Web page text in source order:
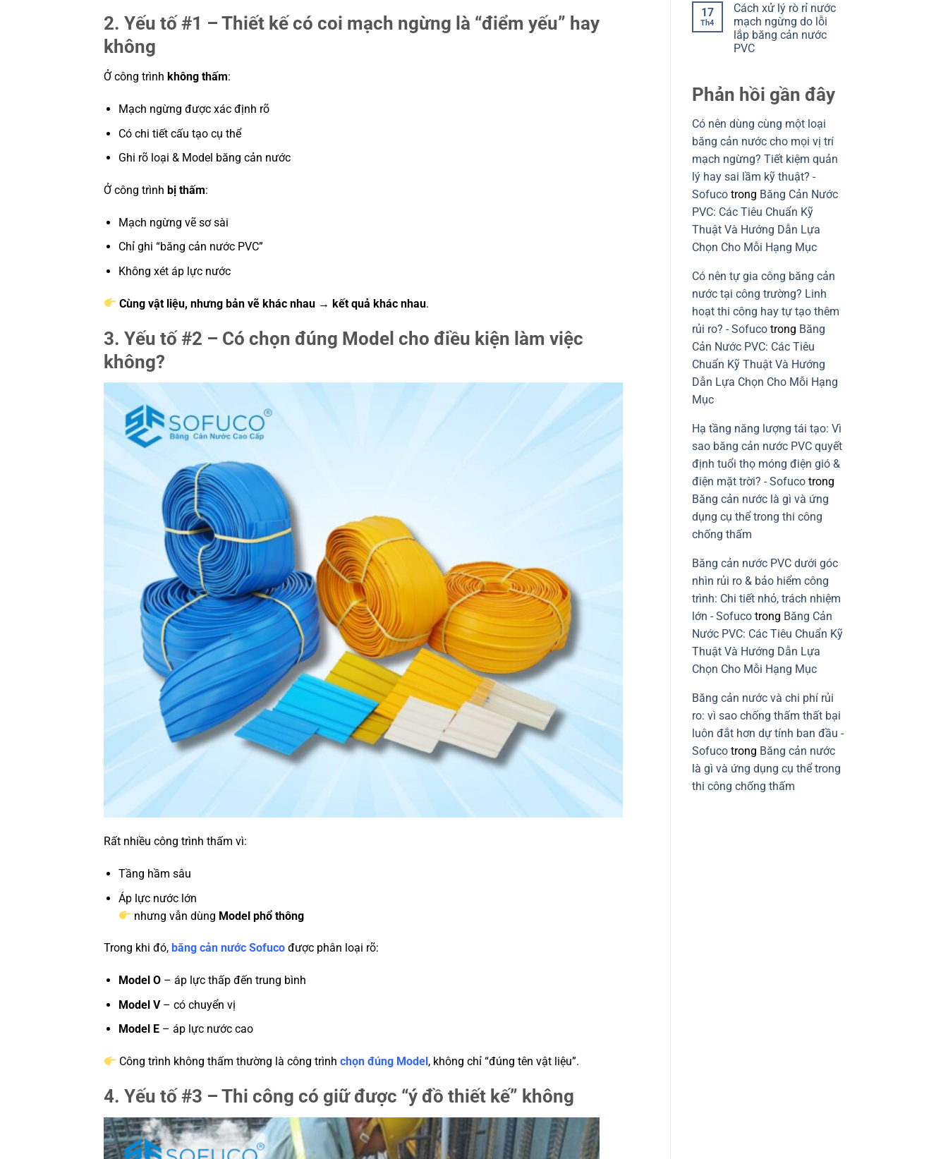
2. Yếu tố #1 – Thiết kế có coi mạch ngừng là “điểm yếu” hay
không
Ở công trình không thấm:
Mạch ngừng được xác định rõ
Có chi tiết cấu tạo cụ thể
Ghi rõ loại & Model băng cản nước
Ở công trình bị thấm:
Mạch ngừng vẽ sơ sài
Chỉ ghi “băng cản nước PVC”
Không xét áp lực nước
Cùng vật liệu, nhưng bản vẽ khác nhau → kết quả khác nhau.
3. Yếu tố #2 – Có chọn đúng Model cho điều kiện làm việc
không?
Rất nhiều công trình thấm vì:
Tầng hầm sâu
Áp lực nước lớn
nhưng vẫn dùng Model phổ thông
Trong khi đó, băng cản nước Sofuco được phân loại rõ:
Model O– áp lực thấp đến trung bình
Model V– có chuyển vị
Model E– áp lực nước cao
Công trình không thấm thường là công trìnhchọn đúng Model , không chỉ “đúng tên vật liệu”.
4. Yếu tố #3 – Thi công có giữ được “ý đồ thiết kế” không
cản
nước
theo
chi
tiết
kết
bình
luận
ở
Băng
cản
nước
Giải
pháp
cho
xây
bền
vững
17
Th4
Cách xử lý rò rỉ nước
mạch ngừng do lỗi
lắp băng cản nước
PVC
luận
xử
lý
rỉ
nước
mạch
ngừng
do
lỗi
lắp
băng
cản
nước
PVC
Phản hồi gần đây
Có nên dùng cùng một loại
băng cản nước cho mọi vị trí
mạch ngừng? Tiết kiệm quản
lý hay sai lầm kỹ thuật? -
Sofucotrong Băng Cản Nước
PVC: Các Tiêu Chuẩn Kỹ
Thuật Và Hướng Dẫn Lựa
Chọn Cho Mỗi Hạng Mục
Có nên tự gia công băng cản
nước tại công trường? Linh
hoạt thi công hay tự tạo thêm
rủi ro? - Sofucotrong Băng
Cản Nước PVC: Các Tiêu
Chuẩn Kỹ Thuật Và Hướng
Dẫn Lựa Chọn Cho Mỗi Hạng
Mục
Hạ tầng năng lượng tái tạo: Vì
sao băng cản nước PVC quyết
định tuổi thọ móng điện gió &
điện mặt trời? - Sofucotrong
Băng cản nước là gì và ứng
dụng cụ thể trong thi công
chống thấm
Băng cản nước PVC dưới góc
nhìn rủi ro & bảo hiểm công
trình: Chi tiết nhỏ, trách nhiệm
lớn - Sofucotrong Băng Cản
Nước PVC: Các Tiêu Chuẩn Kỹ
Thuật Và Hướng Dẫn Lựa
Chọn Cho Mỗi Hạng Mục
Băng cản nước và chi phí rủi
ro: vì sao chống thấm thất bại
luôn đắt hơn dự tính ban đầu -
Sofucotrong Băng cản nước
là gì và ứng dụng cụ thể trong
thi công chống thấm